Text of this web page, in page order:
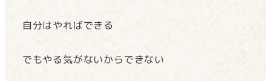
自分はやればできる
でもやる気がないからできない